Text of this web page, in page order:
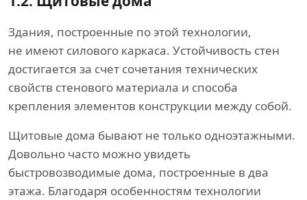
Здания, построенные по этой технологии,
не имеют силового каркаса. Устойчивость стен
достигается за счет сочетания технических
свойств стенового материала и способа
крепления элементов конструкции между собой.
Щитовые дома бывают не только одноэтажными.
Довольно часто можно увидеть
быстровозводимые дома, построенные в два
этажа. Благодаря особенностям технологии